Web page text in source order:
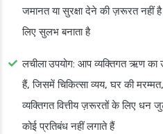
जमानत या सुरक्षा देने की ज़रूरत नहीं
लिए सुलभ बनाता है
लचीला उपयोग: आप व्यक्तिगत ऋण का
हैं, जिसमें चिकित्सा व्यय, घर की
व्यक्तिगत वित्तीय ज़रूरतों के लिए धन
कोई प्रतिबंध नहीं लगाते हैं